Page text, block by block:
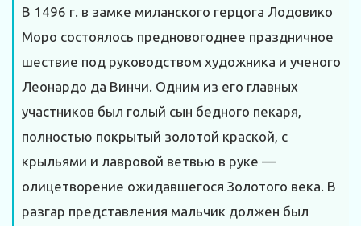
В 1496 г. в замке миланского герцога Лодовико
Моро состоялось предновогоднее праздничное
шествие под руководством художника и ученого
Леонардо да Винчи. Одним из его главных
участников был голый сын бедного пекаря,
полностью покрытый золотой краской, с
крыльями и лавровой ветвью в руке —
олицетворение ожидавшегося Золотого века. В
разгар представления мальчик должен был